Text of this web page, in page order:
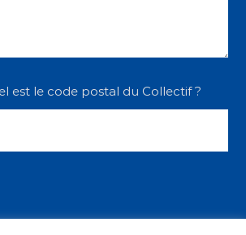
est le code postal du Collectif ?